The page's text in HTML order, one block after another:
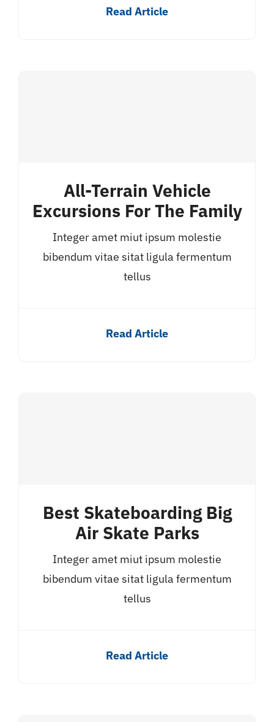
Read Article
All-Terrain Vehicle
Excursions For The Family
Integer amet miut ipsum molestie
bibendum vitae sitat ligula fermentum
tellus
Read Article
Best Skateboarding Big
Air Skate Parks
Integer amet miut ipsum molestie
bibendum vitae sitat ligula fermentum
tellus
Read Article